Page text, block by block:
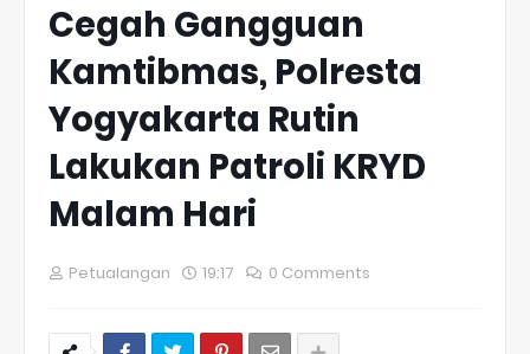
Cegah Gangguan
Kamtibmas, Polresta
Yogyakarta Rutin
Lakukan Patroli KRYD
Malam Hari
Petualangan 19:17 0 Comments